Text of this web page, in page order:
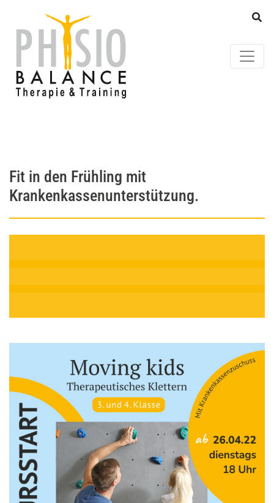
Fit in den Frühling mit
Krankenkassenunterstützung.